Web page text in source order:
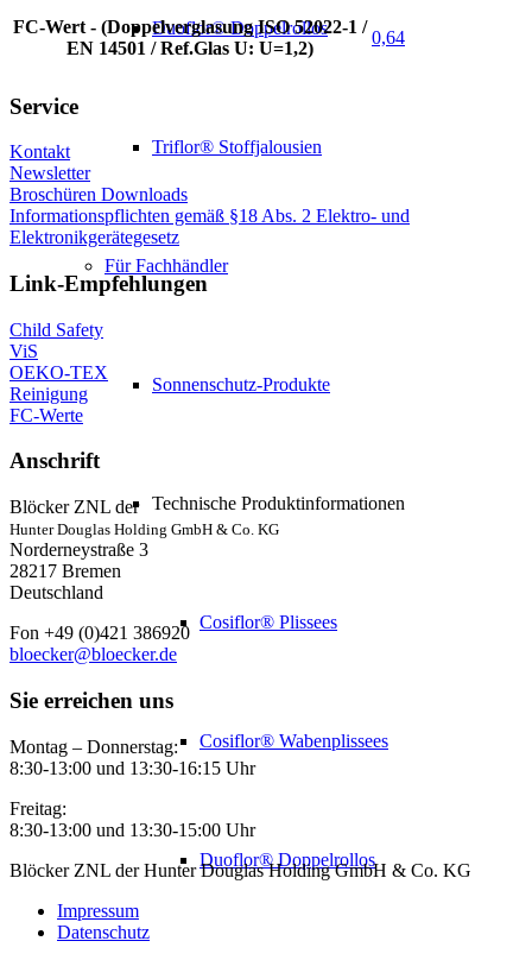
Duoflor® Doppelrollos
Triflor® Stoffjalousien
Für Fachhändler
Sonnenschutz-Produkte
Technische Produktinformationen
Cosiflor® Plissees
Cosiflor® Wabenplissees
Duoflor® Doppelrollos
FC-Wert - (Doppelverglasung ISO 52022-1 /
EN 14501 / Ref.Glas U: U=1,2)
0,64
Service
Kontakt
Newsletter
Broschüren Downloads
Informationspflichten gemäß §18 Abs. 2 Elektro- und
Elektronikgerätegesetz
Link-Empfehlungen
Child Safety
ViS
OEKO-TEX
Reinigung
FC-Werte
Anschrift
Blöcker ZNL der
Hunter Douglas Holding GmbH & Co. KG
Norderneystraße 3
28217 Bremen
Deutschland
Fon +49 (0)421 386920
bloecker@bloecker.de
Sie erreichen uns
Montag – Donnerstag:
8:30-13:00 und 13:30-16:15 Uhr
Freitag:
8:30-13:00 und 13:30-15:00 Uhr
Blöcker ZNL der Hunter Douglas Holding GmbH & Co. KG
Impressum
Datenschutz